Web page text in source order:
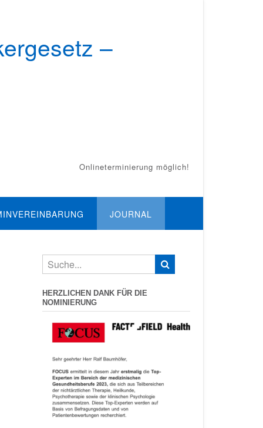
–
Onlineterminierung möglich!
JOURNAL
HERZLICHEN DANK FÜR DIE
NOMINIERUNG